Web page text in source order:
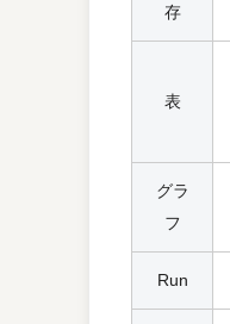
存
表
グラ
フ
Run